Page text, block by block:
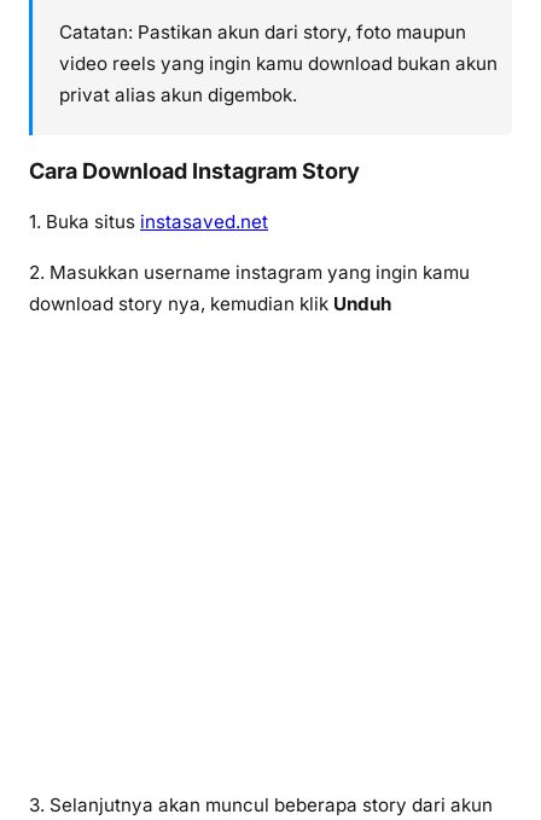
Catatan: Pastikan akun dari story, foto maupun
video reels yang ingin kamu download bukan akun
privat alias akun digembok.
Cara Download Instagram Story
1. Buka situs instasaved.net
2. Masukkan username instagram yang ingin kamu
download story nya, kemudian klik Unduh
3. Selanjutnya akan muncul beberapa story dari akun